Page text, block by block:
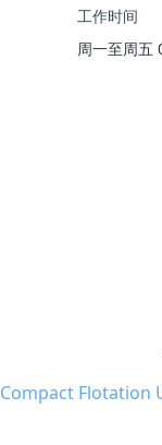
工作时间
周一至周五
Compact Flotation